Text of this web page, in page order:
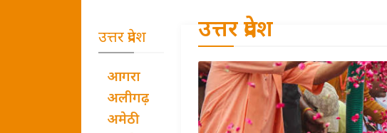
उत्तर प्रदेश
आगरा
अलीगढ़
अमेठी
उत्तर प्रदेश